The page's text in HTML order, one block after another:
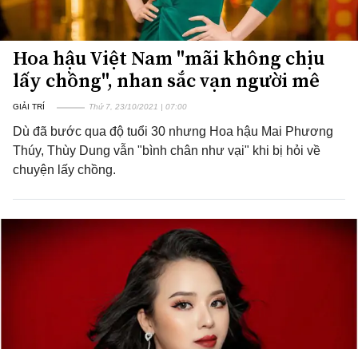
Hoa hậu Việt Nam "mãi không chịu
lấy chồng", nhan sắc vạn người mê
GIẢI TRÍ Thứ 7, 23/10/2021 | 07:00
Dù đã bước qua độ tuổi 30 nhưng Hoa hậu Mai Phương
Thúy, Thùy Dung vẫn "bình chân như vại" khi bị hỏi về
chuyện lấy chồng.